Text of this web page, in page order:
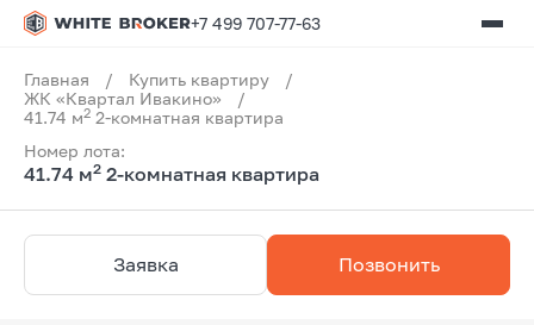
+7 499 707-77-63
Главная / Купить квартиру
/
ЖК «Квартал Ивакино»
/
41.74 м2 2-комнатная квартира
Номер лота:
41.74 м2 2-комнатная квартира
Заявка Позвонить